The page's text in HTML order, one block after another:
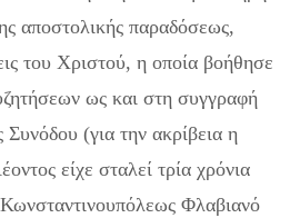
αποστολικής παραδόσεως,
του Χριστού, η οποία βοήθησε
ως και στη συγγραφή
(για την ακρίβεια η
είχε σταλεί τρία χρόνια
Φλαβιανό